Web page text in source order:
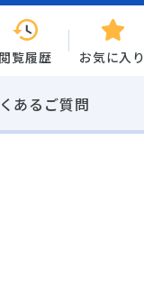
閲覧履歴
お気に入り
あるご質問